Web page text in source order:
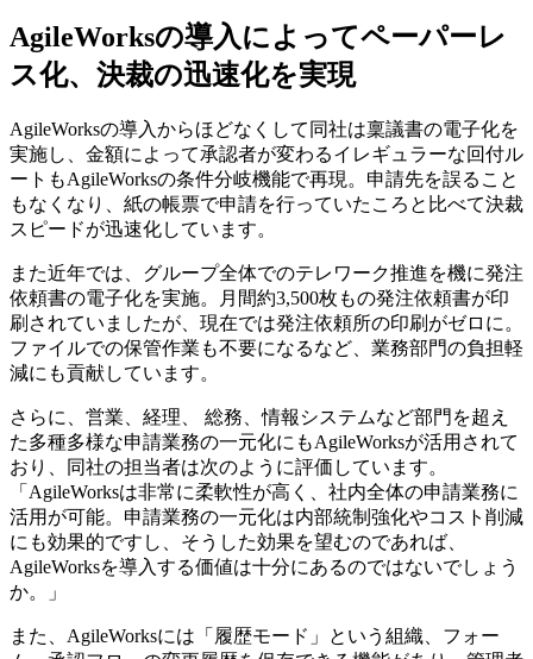
AgileWorksの導入によってペーパーレ
ス化、決裁の迅速化を実現
AgileWorksの導入からほどなくして同社は稟議書の電子化を
実施し、金額によって承認者が変わるイレギュラーな回付ル
ートもAgileWorksの条件分岐機能で再現。申請先を誤ること
もなくなり、紙の帳票で申請を行っていたころと比べて決裁
スピードが迅速化しています。
また近年では、グループ全体でのテレワーク推進を機に発注
依頼書の電子化を実施。月間約3,500枚もの発注依頼書が印
刷されていましたが、現在では発注依頼所の印刷がゼロに。
ファイルでの保管作業も不要になるなど、業務部門の負担軽
減にも貢献しています。
さらに、営業、経理、 総務、情報システムなど部門を超え
た多種多様な申請業務の一元化にもAgileWorksが活用されて
おり、同社の担当者は次のように評価しています。
「AgileWorksは非常に柔軟性が高く、社内全体の申請業務に
活用が可能。申請業務の一元化は内部統制強化やコスト削減
にも効果的ですし、そうした効果を望むのであれば、
AgileWorksを導入する価値は十分にあるのではないでしょう
か。」
また、AgileWorksには「履歴モード」という組織、フォー